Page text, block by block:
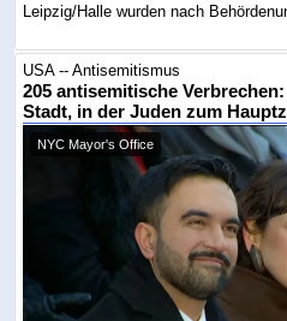
Leipzig/Halle wurden nach
USA -- Antisemitismus
205 antisemitische
Stadt, in der Juden zum
NYC Mayor's Office